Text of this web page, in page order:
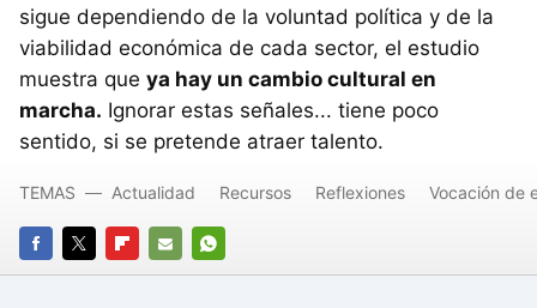
sigue dependiendo de la voluntad política y de la
viabilidad económica de cada sector, el estudio
muestra que ya hay un cambio cultural en
marcha. Ignorar estas señales... tiene poco
sentido, si se pretende atraer talento.
FACEBOOK
TWITTERFLIPBOARD
E-
WHATSAPP
TEMAS Actualidad Recursos Reflexiones Vocación de